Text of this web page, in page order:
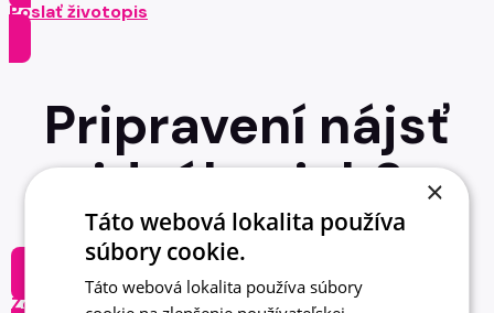
Poslať životopis
Pripravení nájsť
ideálny job?
Zobraziť ponuky
×
Táto webová lokalita používa
súbory cookie.
Táto webová lokalita používa súbory